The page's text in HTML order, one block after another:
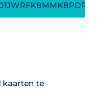
kaarten te